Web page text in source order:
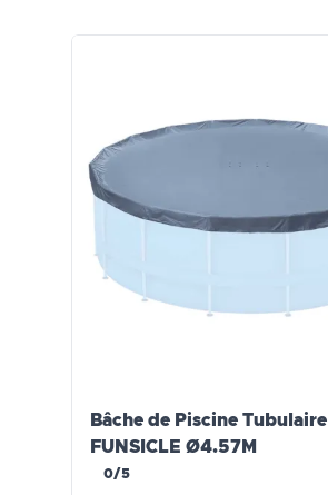
Bâche de Piscine Tubulaire
FUNSICLE Ø4.57M
0/5